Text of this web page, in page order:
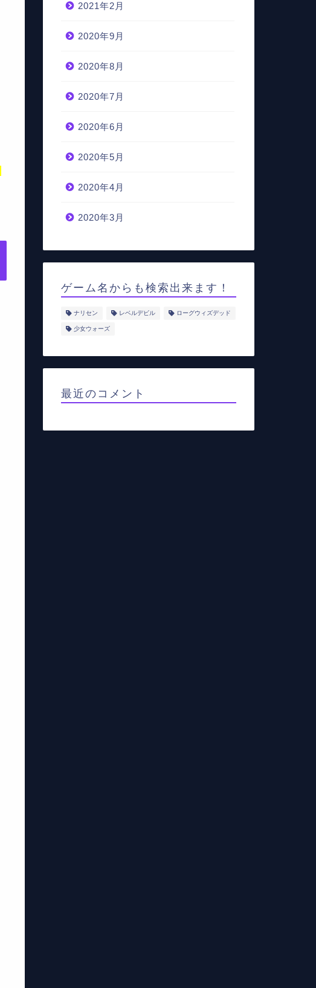
2021年2月
2020年9月
2020年8月
2020年7月
2020年6月
2020年5月
2020年4月
2020年3月
ゲーム名からも検索出来ます！
ナリセン レベルデビル ローグウィズデッド
少女ウォーズ
最近のコメント